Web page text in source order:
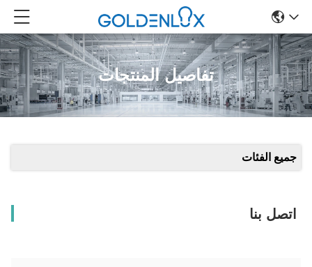
تفاصيل المنتجات
جميع الفئات
اتصل بنا